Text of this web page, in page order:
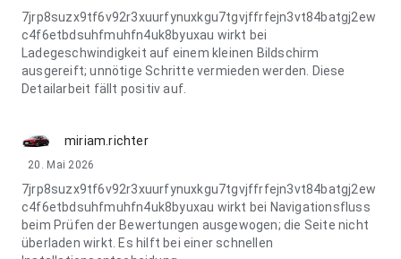
7jrp8suzx9tf6v92r3xuurfynuxkgu7tgvjffrfejn3vt84batgj2ew
c4f6etbdsuhfmuhfn4uk8byuxau wirkt bei
Ladegeschwindigkeit auf einem kleinen Bildschirm
ausgereift; unnötige Schritte vermieden werden. Diese
Detailarbeit fällt positiv auf.
miriam.richter
20. Mai 2026
7jrp8suzx9tf6v92r3xuurfynuxkgu7tgvjffrfejn3vt84batgj2ew
c4f6etbdsuhfmuhfn4uk8byuxau wirkt bei Navigationsfluss
beim Prüfen der Bewertungen ausgewogen; die Seite nicht
überladen wirkt. Es hilft bei einer schnellen